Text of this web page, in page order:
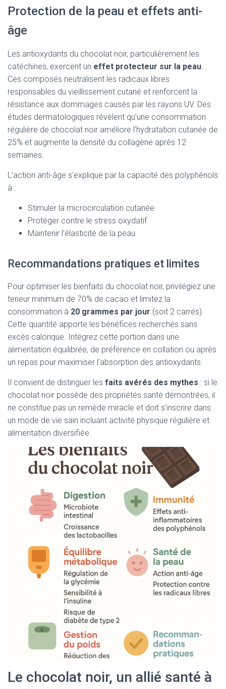
Protection de la peau et effets anti-
âge
Les antioxydants du chocolat noir, particulièrement les
catéchines, exercent un effet protecteur sur la peau.
Ces composés neutralisent les radicaux libres
responsables du vieillissement cutané et renforcent la
résistance aux dommages causés par les rayons UV. Des
études dermatologiques révèlent qu’une consommation
régulière de chocolat noir améliore l’hydratation cutanée de
25% et augmente la densité du collagène après 12
semaines.
L’action anti-âge s’explique par la capacité des polyphénols
à :
Stimuler la microcirculation cutanée
Protéger contre le stress oxydatif
Maintenir l’élasticité de la peau
Recommandations pratiques et limites
Pour optimiser les bienfaits du chocolat noir, privilégiez une
teneur minimum de 70% de cacao et limitez la
consommation à 20 grammes par jour (soit 2 carrés).
Cette quantité apporte les bénéfices recherchés sans
excès calorique. Intégrez cette portion dans une
alimentation équilibrée, de préférence en collation ou après
un repas pour maximiser l’absorption des antioxydants.
Il convient de distinguer les faits avérés des mythes : si le
chocolat noir possède des propriétés santé démontrées, il
ne constitue pas un remède miracle et doit s’inscrire dans
un mode de vie sain incluant activité physique régulière et
alimentation diversifiée.
Le chocolat noir, un allié santé à